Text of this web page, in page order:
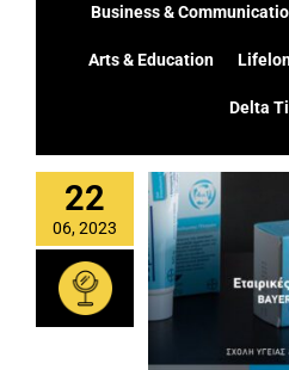
Business &
Arts & Education
Delta
22
06, 2023